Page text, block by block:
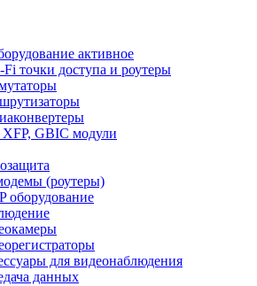
активное
Fi точки доступа и роутеры
XFP, GBIC модули
(роутеры)
оборудование
для видеонаблюдения
данных